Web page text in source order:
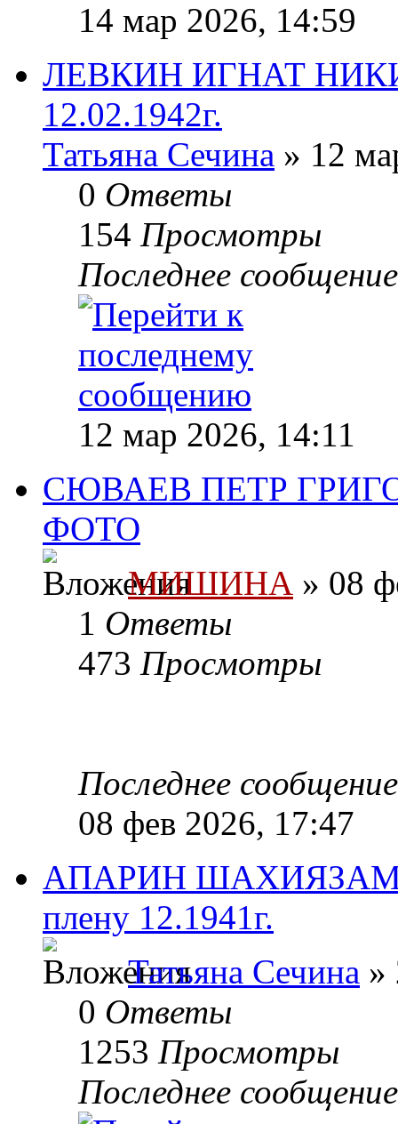
14 мар 2026, 14:59
ЛЕВКИН ИГНАТ
12.02.1942г.
Татьяна Сечина » 12
0 Ответы
154 Просмотры
Последнее
12 мар 2026, 14:11
СЮВАЕВ ПЕТР
ФОТО
МИШИНА » 08
1 Ответы
473 Просмотры
Последнее
08 фев 2026, 17:47
АПАРИН ШАХИЯЗАМ
плену 12.1941г.
Татьяна Сечина »
0 Ответы
1253 Просмотры
Последнее